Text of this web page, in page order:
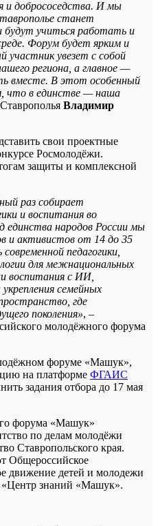
и добрососедства. И мы
станет
будут учиться работать и
Форум будет ярким и
увезет с собой
региона, а главное —
вместе. В этот особенный
что в единстве — наша
Владимир
свои проектные
Росмолодёжи.
защиты и комплексной
раз собирает
и воспитания во
единства народов России мы
и активистов от 14 до 35
педагогики,
для межнациональных
воспитания с ИИ,
семейных
где
поколения», –
молодёжного форума
форуме «Машук»,
на платформе ФГАИС
задания отбора до 17 мая
форума «Машук»
по делам молодёжи
Ставропольского края.
Общероссийское
движение детей и молодежи
знаний «Машук».